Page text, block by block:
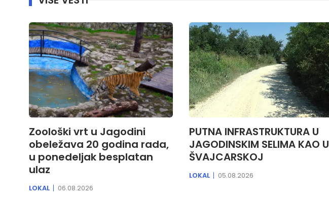
Zoološki vrt u Jagodini
obeležava 20 godina rada,
u ponedeljak besplatan
ulaz
LOKAL 06.08.2026
PUTNA INFRASTRUKTURA U
JAGODINSKIM SELIMA KAO U
ŠVAJCARSKOJ
LOKAL 05.08.2026